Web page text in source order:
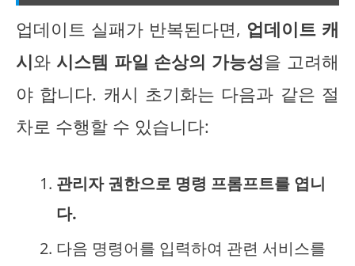
업데이트 실패가 반복된다면, 업데이트 캐
시와 시스템 파일 손상의 가능성을 고려해
야 합니다. 캐시 초기화는 다음과 같은 절
차로 수행할 수 있습니다:
관리자 권한으로 명령 프롬프트를 엽니
다.
다음 명령어를 입력하여 관련 서비스를